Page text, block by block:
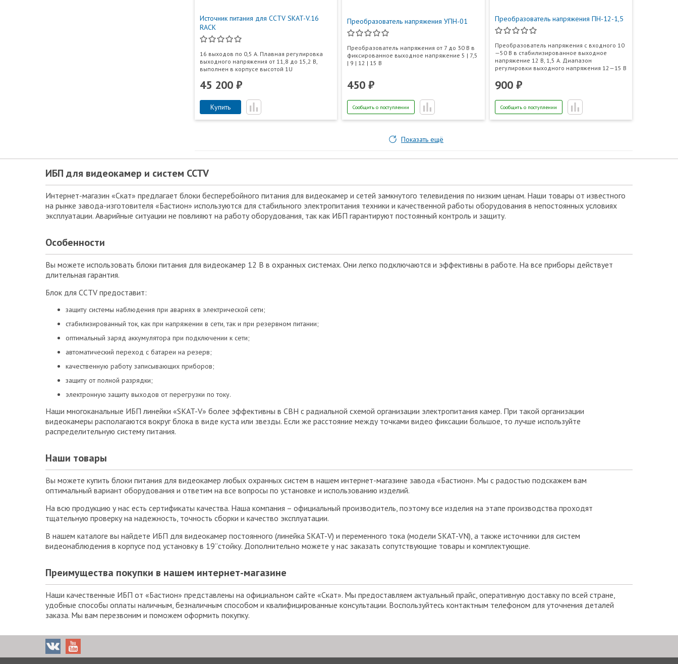
Источник питания для CCTV SKAT-V.16
RACK
16 выходов по 0,5 А. Плавная регулировка
выходного напряжения от 11,8 до 15,2 В,
выполнен в корпусе высотой 1U
45 200 ₽
Купить
Преобразователь напряжения УПН-01
Преобразователь напряжения от 7 до 30 В в
фиксированное выходное напряжение 5 | 7,5
| 9 | 12 | 15 В
450 ₽
Сообщить о поступлении
Преобразователь напряжения ПН-12-1,5
Преобразователь напряжения с входного 10
—50 В в стабилизированное выходное
напряжение 12 В, 1,5 А. Диапазон
регулировки выходного напряжения 12—15 В
900 ₽
Сообщить о поступлении
Показать ещё
ИБП для видеокамер и систем CCTV
Интернет-магазин «Скат» предлагает блоки бесперебойного питания для видеокамер и сетей замкнутого телевидения по низким ценам. Наши товары от известного
на рынке завода-изготовителя «Бастион» используются для стабильного электропитания техники и качественной работы оборудования в непостоянных условиях
эксплуатации. Аварийные ситуации не повлияют на работу оборудования, так как ИБП гарантируют постоянный контроль и защиту.
Особенности
Вы можете использовать блоки питания для видеокамер 12 В в охранных системах. Они легко подключаются и эффективны в работе. На все приборы действует
длительная гарантия.
Блок для CCTV предоставит:
защиту системы наблюдения при авариях в электрической сети;
стабилизированный ток, как при напряжении в сети, так и при резервном питании;
оптимальный заряд аккумулятора при подключении к сети;
автоматический переход с батареи на резерв;
качественную работу записывающих приборов;
защиту от полной разрядки;
электронную защиту выходов от перегрузки по току.
Наши многоканальные ИБП линейки «SKAT-V» более эффективны в СВН с радиальной схемой организации электропитания камер. При такой организации
видеокамеры располагаются вокруг блока в виде куста или звезды. Если же расстояние между точками видео фиксации большое, то лучше используйте
распределительную систему питания.
Наши товары
Вы можете купить блоки питания для видеокамер любых охранных систем в нашем интернет-магазине завода «Бастион». Мы с радостью подскажем вам
оптимальный вариант оборудования и ответим на все вопросы по установке и использованию изделий.
На всю продукцию у нас есть сертификаты качества. Наша компания – официальный производитель, поэтому все изделия на этапе производства проходят
тщательную проверку на надежность, точность сборки и качество эксплуатации.
В нашем каталоге вы найдете ИБП для видеокамер постоянного (линейка SKAT-V) и переменного тока (модели SKAT-VN), а также источники для систем
видеонаблюдения в корпусе под установку в 19”стойку. Дополнительно можете у нас заказать сопутствующие товары и комплектующие.
Преимущества покупки в нашем интернет-магазине
Наши качественные ИБП от «Бастион» представлены на официальном сайте «Скат». Мы предоставляем актуальный прайс, оперативную доставку по всей стране,
удобные способы оплаты наличным, безналичным способом и квалифицированные консультации. Воспользуйтесь контактным телефоном для уточнения деталей
заказа. Мы вам перезвоним и поможем оформить покупку.